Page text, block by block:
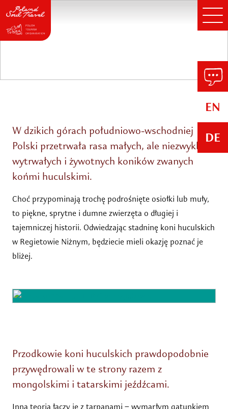
EN
DE
Jazda konna – „hucuły” w
W dzikich górach południowo-wschodniej
Polski przetrwała rasa małych, ale niezwykle
wytrwałych i żywotnych koników zwanych
końmi huculskimi.
Choć przypominają trochę podrośnięte osiołki lub muły,
to piękne, sprytne i dumne zwierzęta o długiej i
tajemniczej historii. Odwiedzając stadninę koni huculskich
w Regietowie Niżnym, będziecie mieli okazję poznać je
bliżej.
Przodkowie koni huculskich prawdopodobnie
przywędrowali w te strony razem z
mongolskimi i tatarskimi jeźdźcami.